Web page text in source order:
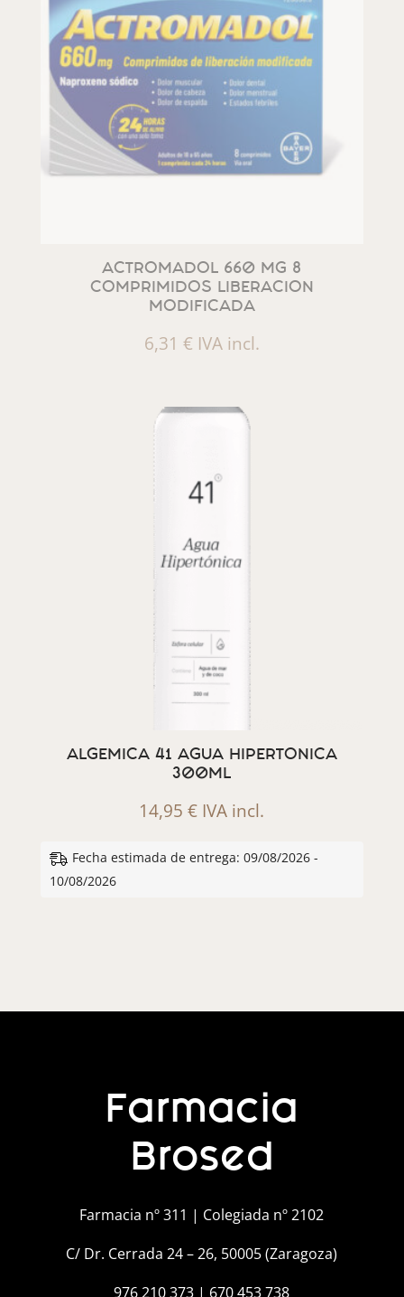
ACTROMADOL 660 MG 8
COMPRIMIDOS LIBERACION
MODIFICADA
6,31 € IVA incl.
ALGEMICA 41 AGUA HIPERTONICA
300ML
14,95€ IVA incl.
Fecha estimada de entrega: 09/08/2026 -
10/08/2026
Farmacia
Brosed
Farmacia nº 311 | Colegiada nº 2102
C/ Dr. Cerrada 24 – 26, 50005 (Zaragoza)
976 210 373 | 670 453 738